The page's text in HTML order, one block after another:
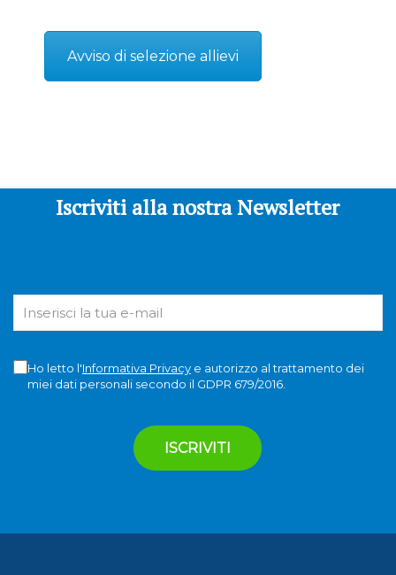
Avviso di selezione allievi
Iscriviti alla nostra Newsletter
Ho letto l'Informativa Privacye autorizzo al trattamento dei
miei dati personali secondo il GDPR 679/2016.